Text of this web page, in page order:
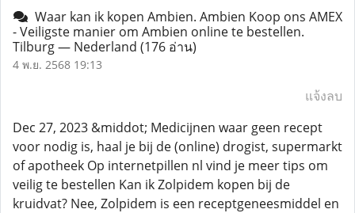
Waar kan ik kopen Ambien. Ambien Koop ons AMEX
- Veiligste manier om Ambien online te bestellen.
Tilburg — Nederland (176 อ่าน)
4 พ.ย. 2568 19:13
แจ้งลบ
Dec 27, 2023 &middot; Medicijnen waar geen recept
voor nodig is, haal je bij de (online) drogist, supermarkt
of apotheek Op internetpillen nl vind je meer tips om
veilig te bestellen Kan ik Zolpidem kopen bij de
kruidvat? Nee, Zolpidem is een receptgeneesmiddel en